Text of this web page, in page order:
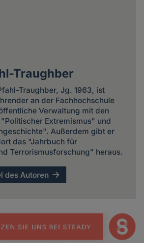
Traughber
Traughber, Jg. 1963, ist
an der Fachhochschule
Verwaltung mit den
Extremismus" und
Außerdem gibt er
das "Jahrbuch für
Terrorismusforschung" heraus.
des Autoren